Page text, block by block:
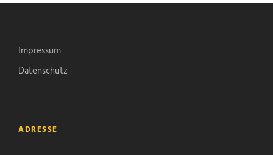
Impressum
Datenschutz
ADRESSE